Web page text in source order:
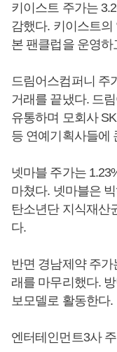
키이스트 주가는
감했다. 키이스트의
본 팬클럽을 운영하
드림어스컴퍼니 주
거래를 끝냈다. 드
유통하며 모회사
등 연예기획사들에
넷마블 주가는
마쳤다. 넷마블은
탄소년단 지식재산
다.
반면 경남제약 주가
래를 마무리했다.
보모델로 활동한다.
엔터테인먼트3사